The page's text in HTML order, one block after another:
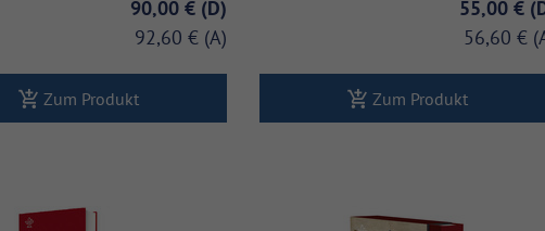
90,00 €
92,60 €
Zum Produkt
55,00 €
56,60 €
Zum Produkt